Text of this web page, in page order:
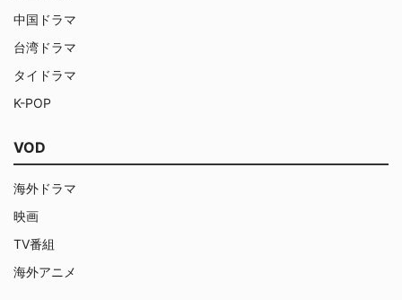
中国ドラマ
台湾ドラマ
タイドラマ
K-POP
VOD
海外ドラマ
映画
TV番組
海外アニメ